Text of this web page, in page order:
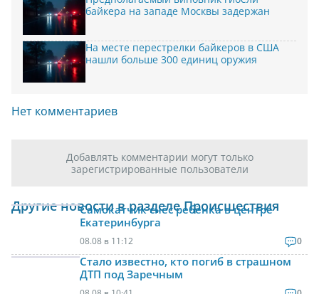
байкера на западе Москвы задержан
На месте перестрелки байкеров в США
нашли больше 300 единиц оружия
Нет комментариев
Добавлять комментарии могут только
зарегистрированные пользователи
Другие новости в разделе Происшествия
Самокатчик снёс ребёнка в центре
Екатеринбурга
08.08 в 11:12 0
Стало известно, кто погиб в страшном
ДТП под Заречным